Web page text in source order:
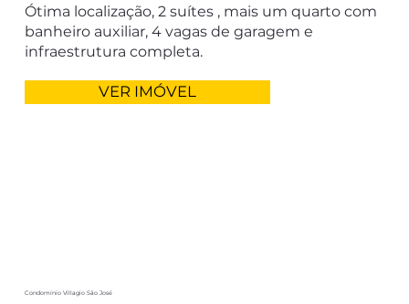
Ótima localização, 2 suítes , mais um quarto com
banheiro auxiliar, 4 vagas de garagem e
infraestrutura completa.
VER IMÓVEL
Condomínio Villagio São José